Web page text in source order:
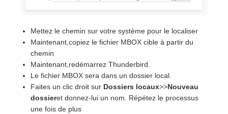
Mettez le chemin sur votre système pour le localiser
Maintenant,copiez le fichier MBOX cible à partir du
chemin
Maintenant,redémarrez Thunderbird.
Le fichier MBOX sera dans un dossier local.
Faites un clic droit sur Dossiers locaux>>Nouveau
dossieret donnez-lui un nom. Répétez le processus
une fois de plus